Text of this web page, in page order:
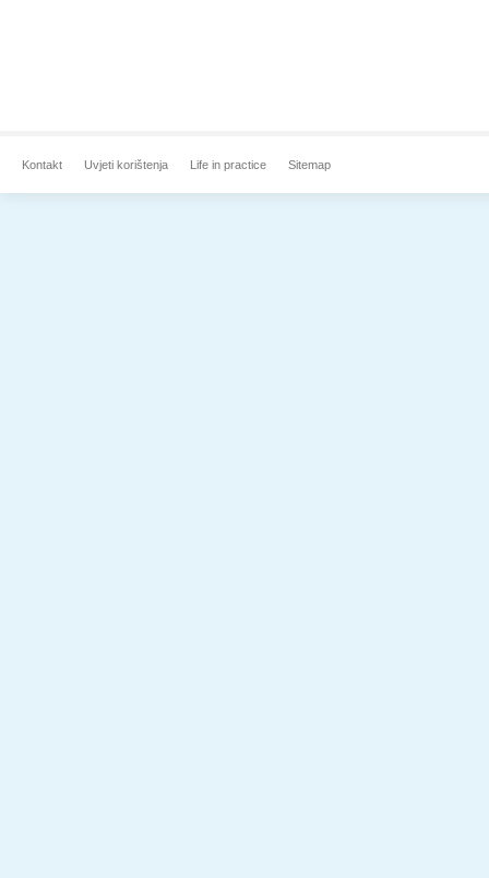
Kontakt Uvjeti korištenja Life in practice Sitemap